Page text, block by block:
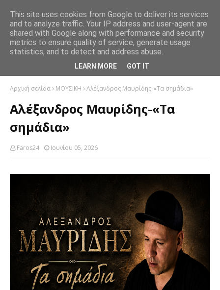
Αρχική σελίδα ΜΟΥΣΙΚΗ Αλέξανδρος Μαυρίδης-«Τα σημάδια»
Αλέξανδρος Μαυρίδης-«Τα
σημάδια»
Faros24 Ιουνίου 05, 2026
This site uses cookies from Google to deliver its services
and to analyze traffic. Your IP address and user-agent are
shared with Google along with performance and security
metrics to ensure quality of service, generate usage
statistics, and to detect and address abuse.
LEARN MORE GOT IT